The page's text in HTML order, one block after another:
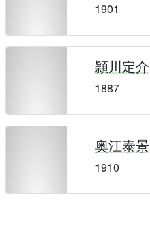
1901
頴川定介
1887
奧江泰景
1910